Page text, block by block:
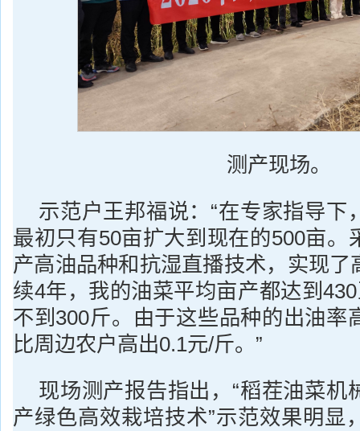
测产现场。
示范户王邦福说：“在专家指导下
最初只有50亩扩大到现在的500亩。
产高油品种和抗湿直播技术，实现
续4年，我的油菜平均亩产都达到
不到300斤。由于这些品种的出油率
比周边农户高出0.1元/斤。”
现场测产报告指出，“稻茬油菜机
产绿色高效栽培技术”示范效果明显